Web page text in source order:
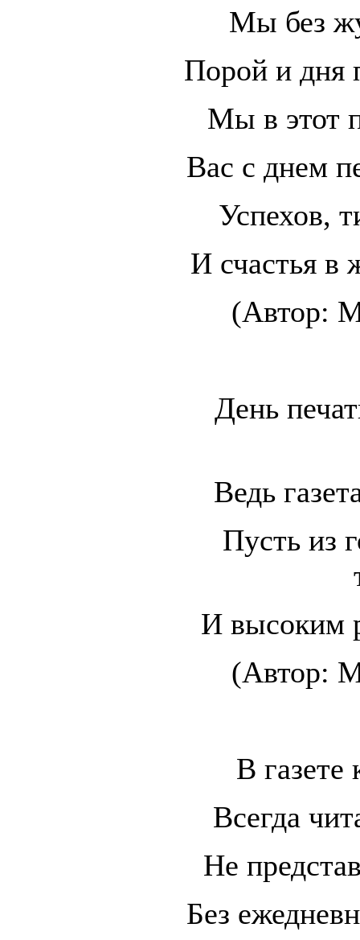
Мы без
Порой и дня
Мы в этот
Вас с днем
Успехов,
И счастья в
(Автор:
День
Ведь
Пусть из
И высоким
(Автор:
В
Всегда
Не
Без